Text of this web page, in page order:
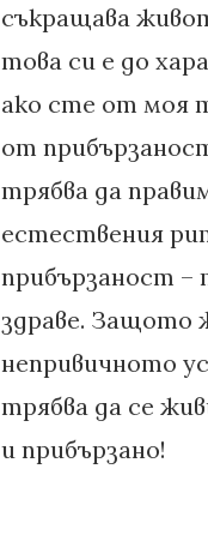
съкращава
това си е до
ако сте от моя
от
трябва да
естествения
прибързаност –
здраве. Защото
непривичното
трябва да се
и прибързано!